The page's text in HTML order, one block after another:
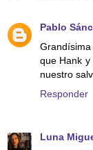
Pablo
que Hank y
nuestro
Responder
Luna